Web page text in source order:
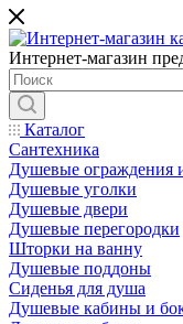
Интернет-магазин
Каталог
Сантехника
Душевые ограждения
Душевые уголки
Душевые двери
Душевые перегородки
Шторки на ванну
Душевые поддоны
Сиденья для душа
Душевые кабины и